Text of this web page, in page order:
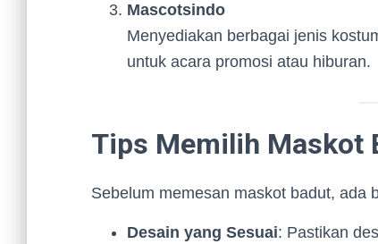
Mascotsindo
Menyediakan berbagai jenis
untuk acara promosi atau hiburan.
Tips Memilih Maskot
Sebelum memesan maskot badut, ada
Desain yang Sesuai: Pastikan